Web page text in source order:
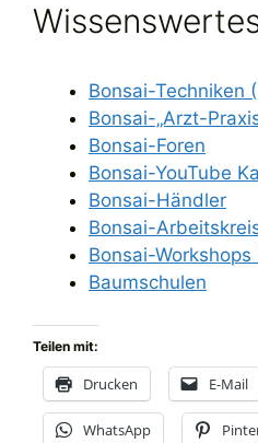
Bonsai-Techniken
Bonsai-„Arzt-
Bonsai-Foren
Bonsai-YouTube
Bonsai-Händler
Bonsai-
Bonsai-
Baumschulen
Teilen mit:
Drucken E-Mail
WhatsApp